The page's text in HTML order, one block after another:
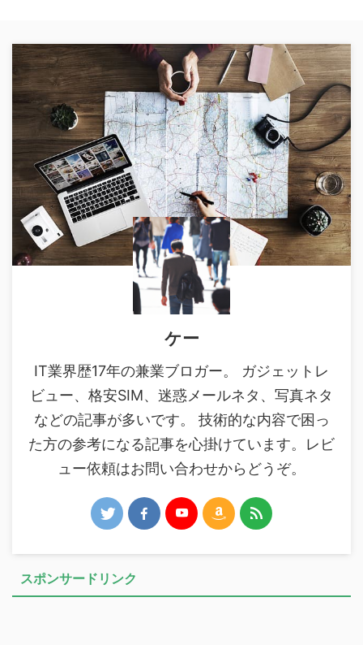
ケー
IT業界歴17年の兼業ブロガー。 ガジェットレ
ビュー、格安SIM、迷惑メールネタ、写真ネタ
などの記事が多いです。 技術的な内容で困っ
た方の参考になる記事を心掛けています。レビ
ュー依頼はお問い合わせからどうぞ。
スポンサードリンク